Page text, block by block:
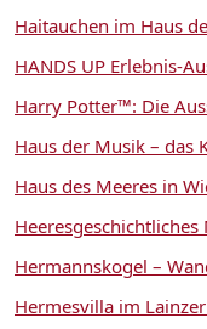
Haitauchen im Haus
HANDS UP Erlebnis-
Harry Potter™: Die
Haus der Musik – das
Haus des Meeres in
Heeresgeschichtliches
Hermannskogel –
Hermesvilla im